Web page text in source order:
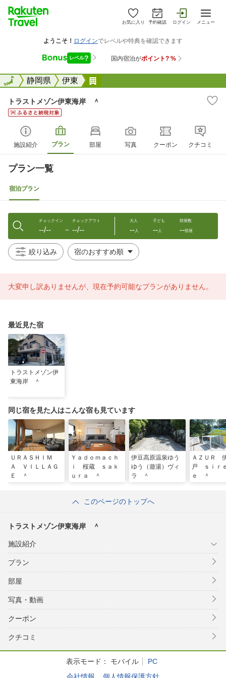
お気に入り 予約確認 ログイン メニュー
全国静岡県 伊東
全国
トラストメゾン伊東海岸 ＾
施設紹介 プラン 部屋 写真 クーポン クチコミ
プラン一覧
宿泊プラン
チェックイン
--/-- 〜
チェックアウト
--/--
大人
--人
子ども
--人
部屋数
--部屋
絞り込み
大変申し訳ありませんが、現在予約可能なプランがありません。
最近見た宿
トラストメゾン伊
東海岸 ＾
同じ宿を見た人はこんな宿も見ています
ＵＲＡＳＨＩＭ
Ａ ＶＩＬＬＡＧ
Ｅ ＾
Ｙａｄｏｍａｃｈ
ｉ 桜蔵 ｓａｋ
ｕｒａ ＾
伊豆高原温泉ゆう
ゆう（遊湯）ヴィ
ラ ＾
ＡＺＵＲ
戸 ｓｉｒ
ｅ ＾
このページのトップへ
トラストメゾン伊東海岸 ＾
施設紹介
プラン
部屋
写真・動画
クーポン
クチコミ
表示モード： モバイル
PC